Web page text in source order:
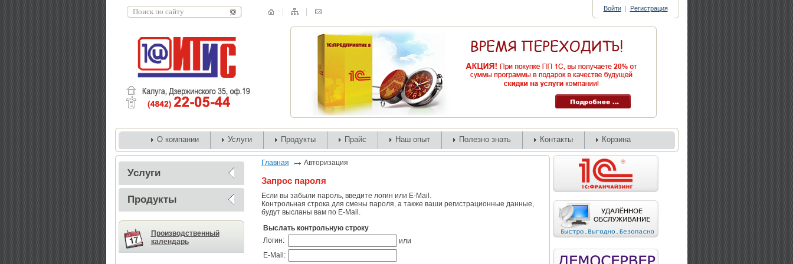
Войти | Регистрация
О компании Услуги Продукты Прайс Наш опыт Полезно знать Контакты Корзина
Услуги
Продукты
Производственный
календарь
Главная Авторизация
Запрос пароля
Если вы забыли пароль, введите логин или E-Mail.
Контрольная строка для смены пароля, а также ваши регистрационные данные,
будут высланы вам по E-Mail.
Выслать контрольную строку
Логин:
или
E-Mail: